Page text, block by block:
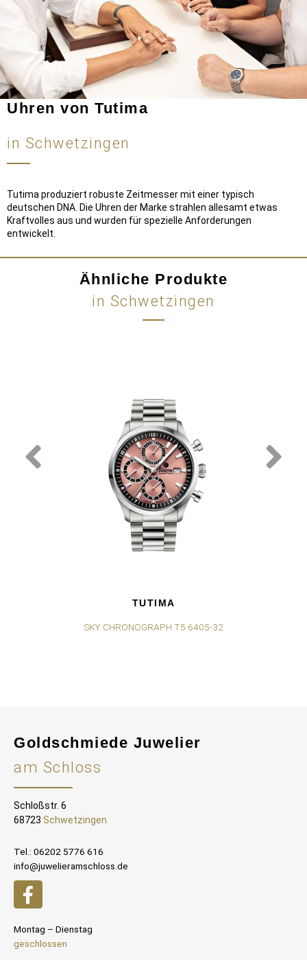
Uhren von Tutima
in Schwetzingen
Tutima produziert robuste Zeitmesser mit einer typisch
deutschen DNA. Die Uhren der Marke strahlen allesamt etwas
Kraftvolles aus und wurden für spezielle Anforderungen
entwickelt.
Ähnliche Produkte
in Schwetzingen
TUTIMA
SKY CHRONOGRAPH T5 6405-32
Goldschmiede Juwelier
am Schloss
Schloßstr. 6
68723 Schwetzingen
Tel.: 06202 5776 616
info@juwelieramschloss.de
Montag – Dienstag
geschlossen